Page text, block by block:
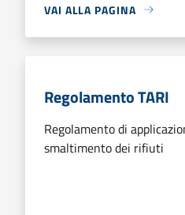
VAI ALLA PAGINA
Regolamento TARI
Regolamento di
smaltimento dei rifiuti